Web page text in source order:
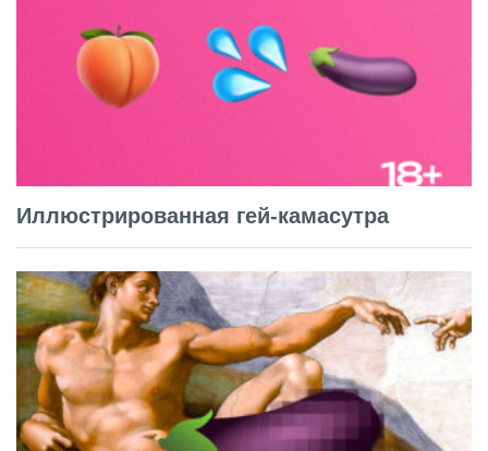
Иллюстрированная гей-камасутра